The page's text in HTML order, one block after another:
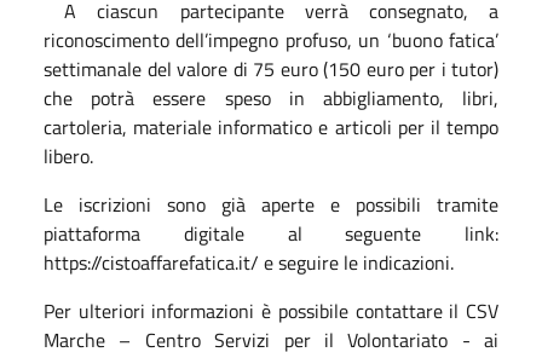
A ciascun partecipante verrà consegnato, a
riconoscimento dell’impegno profuso, un ‘buono fatica’
settimanale del valore di 75 euro (150 euro per i tutor)
che potrà essere speso in abbigliamento, libri,
cartoleria, materiale informatico e articoli per il tempo
libero.
Le iscrizioni sono già aperte e possibili tramite
piattaforma digitale al seguente link:
https://cistoaffarefatica.it/ e seguire le indicazioni.
Per ulteriori informazioni è possibile contattare il CSV
Marche – Centro Servizi per il Volontariato - ai